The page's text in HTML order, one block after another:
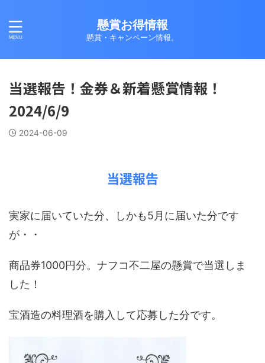
懸賞お得情報
懸賞・キャンペーン情報。
当選報告！金券＆新着懸賞情報！
2024/6/9
2024-06-09
当選報告
実家に届いていた分、しかも5月に届いた分です
が・・
商品券1000円分。ナフコ不二屋の懸賞で当選しま
した！
宝酒造の料理酒を購入して応募した分です。